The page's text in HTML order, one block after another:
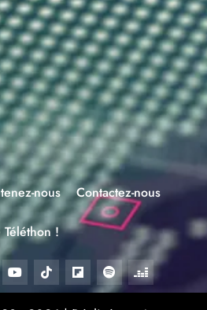
nous Contactez-nous
Téléthon !